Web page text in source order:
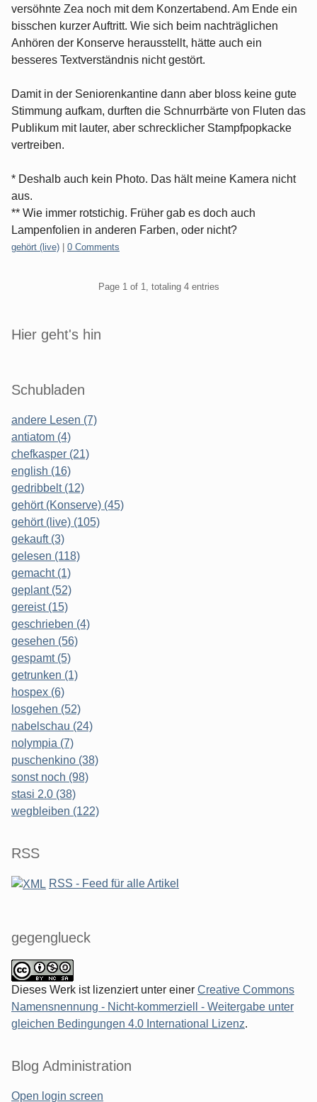
versöhnte Zea noch mit dem Konzertabend. Am Ende ein
bisschen kurzer Auftritt. Wie sich beim nachträglichen
Anhören der Konserve herausstellt, hätte auch ein
besseres Textverständnis nicht gestört.
Damit in der Seniorenkantine dann aber bloss keine gute
Stimmung aufkam, durften die Schnurrbärte von Fluten das
Publikum mit lauter, aber schrecklicher Stampfpopkacke
vertreiben.
* Deshalb auch kein Photo. Das hält meine Kamera nicht
aus.
** Wie immer rotstichig. Früher gab es doch auch
Lampenfolien in anderen Farben, oder nicht?
Categories:
gehört (live) 0 Comments
Page 1 of 1, totaling 4 entries
Sidebar
Hier geht's hin
Schubladen
andere Lesen (7)
antiatom (4)
chefkasper (21)
english (16)
gedribbelt (12)
gehört (Konserve) (45)
gehört (live) (105)
gekauft (3)
gelesen (118)
gemacht (1)
geplant (52)
gereist (15)
geschrieben (4)
gesehen (56)
gespamt (5)
getrunken (1)
hospex (6)
losgehen (52)
nabelschau (24)
nolympia (7)
puschenkino (38)
sonst noch (98)
stasi 2.0 (38)
wegbleiben (122)
RSS
RSS - Feed für alle Artikel
gegenglueck
Dieses Werk ist lizenziert unter einer Creative Commons
Namensnennung - Nicht-kommerziell - Weitergabe unter
gleichen Bedingungen 4.0 International Lizenz.
Blog Administration
Open login screen